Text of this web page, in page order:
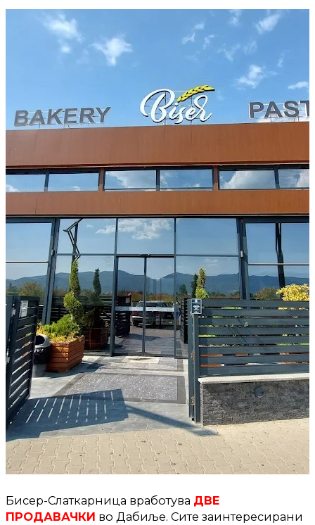
Бисер-Слаткарница вработува ДВЕ
ПРОДАВАЧКИ во Дабиље. Сите заинтересирани